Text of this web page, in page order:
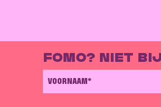
FOMO? NIET
VOORNAAM*